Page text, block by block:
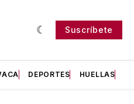
Suscríbete
DEPORTES HUELLAS